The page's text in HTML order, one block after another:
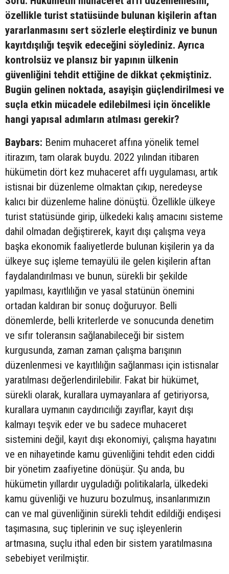
özellikle turist statüsünde bulunan kişilerin aftan
yararlanmasını sert sözlerle eleştirdiniz ve bunun
kayıtdışılığı teşvik edeceğini söylediniz. Ayrıca
kontrolsüz ve plansız bir yapının ülkenin
güvenliğini tehdit ettiğine de dikkat çekmiştiniz.
Bugün gelinen noktada, asayişin güçlendirilmesi ve
suçla etkin mücadele edilebilmesi için öncelikle
hangi yapısal adımların atılması gerekir?
Baybars: Benim muhaceret affına yönelik temel
itirazım, tam olarak buydu. 2022 yılından itibaren
hükümetin dört kez muhaceret affı uygulaması, artık
istisnai bir düzenleme olmaktan çıkıp, neredeyse
kalıcı bir düzenleme haline dönüştü. Özellikle ülkeye
turist statüsünde girip, ülkedeki kalış amacını sisteme
dahil olmadan değiştirerek, kayıt dışı çalışma veya
başka ekonomik faaliyetlerde bulunan kişilerin ya da
ülkeye suç işleme temayülü ile gelen kişilerin aftan
faydalandırılması ve bunun, sürekli bir şekilde
yapılması, kayıtlılığın ve yasal statünün önemini
ortadan kaldıran bir sonuç doğuruyor. Belli
dönemlerde, belli kriterlerde ve sonucunda denetim
ve sıfır toleransın sağlanabileceği bir sistem
kurgusunda, zaman zaman çalışma barışının
düzenlenmesi ve kayıtlılığın sağlanması için istisnalar
yaratılması değerlendirilebilir. Fakat bir hükümet,
sürekli olarak, kurallara uymayanlara af getiriyorsa,
kurallara uymanın caydırıcılığı zayıflar, kayıt dışı
kalmayı teşvik eder ve bu sadece muhaceret
sistemini değil, kayıt dışı ekonomiyi, çalışma hayatını
ve en nihayetinde kamu güvenliğini tehdit eden ciddi
bir yönetim zaafiyetine dönüşür. Şu anda, bu
hükümetin yıllardır uyguladığı politikalarla, ülkedeki
kamu güvenliği ve huzuru bozulmuş, insanlarımızın
can ve mal güvenliğinin sürekli tehdit edildiği endişesi
taşımasına, suç tiplerinin ve suç işleyenlerin
artmasına, suçlu ithal eden bir sistem yaratılmasına
sebebiyet verilmiştir.